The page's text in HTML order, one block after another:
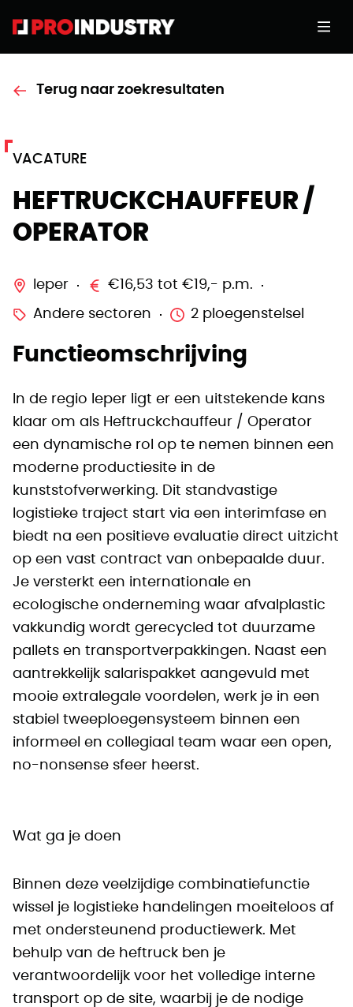
Terug naar zoekresultaten
VACATURE
HEFTRUCKCHAUFFEUR /
OPERATOR
Ieper €16,53 tot €19,- p.m.
Andere sectoren 2 ploegenstelsel
Functieomschrijving
In de regio Ieper ligt er een uitstekende kans
klaar om als Heftruckchauffeur / Operator
een dynamische rol op te nemen binnen een
moderne productiesite in de
kunststofverwerking. Dit standvastige
logistieke traject start via een interimfase en
biedt na een positieve evaluatie direct uitzicht
op een vast contract van onbepaalde duur.
Je versterkt een internationale en
ecologische onderneming waar afvalplastic
vakkundig wordt gerecycled tot duurzame
pallets en transportverpakkingen. Naast een
aantrekkelijk salarispakket aangevuld met
mooie extralegale voordelen, werk je in een
stabiel tweeploegensysteem binnen een
informeel en collegiaal team waar een open,
no-nonsense sfeer heerst.
Wat ga je doen
Binnen deze veelzijdige combinatiefunctie
wissel je logistieke handelingen moeiteloos af
met ondersteunend productiewerk. Met
behulp van de heftruck ben je
verantwoordelijk voor het volledige interne
transport op de site, waarbij je de nodige